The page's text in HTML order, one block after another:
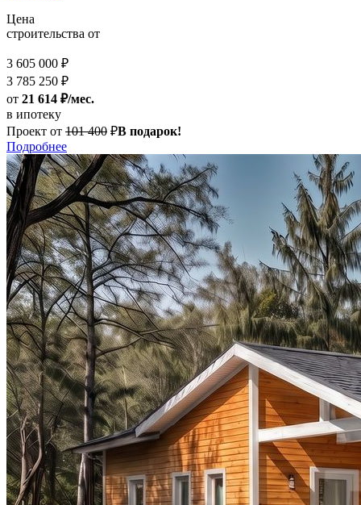
Цена
строительства от
3 605 000 ₽
3 785 250 ₽
от 21 614 ₽/мес.
в ипотеку
Проект от 101 400 ₽В подарок!
Подробнее